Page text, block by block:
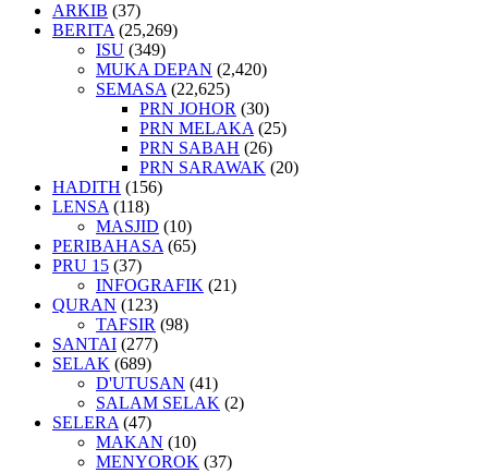
ARKIB (37)
BERITA (25,269)
ISU (349)
MUKA DEPAN (2,420)
SEMASA (22,625)
PRN JOHOR (30)
PRN MELAKA (25)
PRN SABAH (26)
PRN SARAWAK (20)
HADITH (156)
LENSA (118)
MASJID (10)
PERIBAHASA (65)
PRU 15 (37)
INFOGRAFIK (21)
QURAN (123)
TAFSIR (98)
SANTAI (277)
SELAK (689)
D'UTUSAN (41)
SALAM SELAK (2)
SELERA (47)
MAKAN (10)
MENYOROK (37)